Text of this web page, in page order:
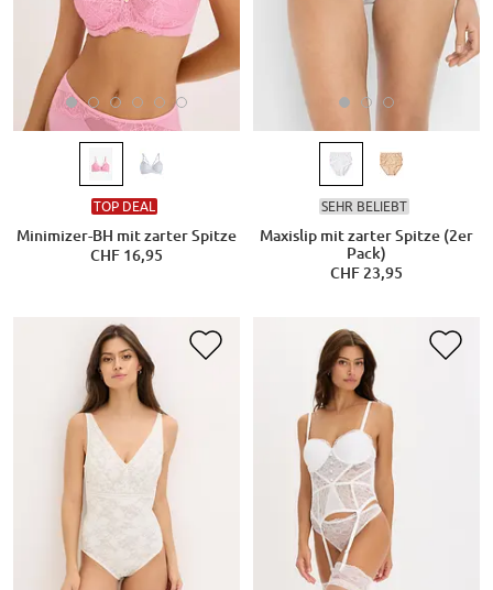
TOP DEAL
Minimizer-BH mit zarter Spitze
CHF 16,95
SEHR BELIEBT
Maxislip mit zarter Spitze (2er
Pack)
CHF 23,95